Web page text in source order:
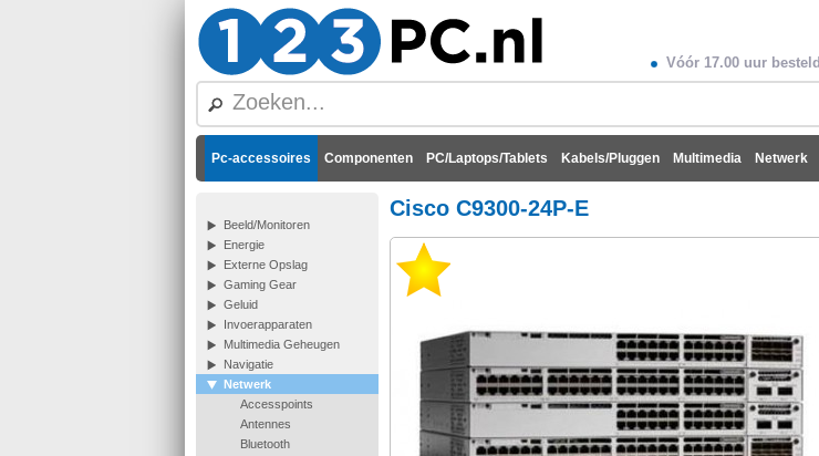
Vóór 17.00 uur
Pc-accessoires Componenten PC/Laptops/Tablets Kabels/Pluggen Multimedia Netwerk
Beeld/Monitoren
Energie
Externe Opslag
Gaming Gear
Geluid
Invoerapparaten
Multimedia Geheugen
Navigatie
Netwerk
Accesspoints
Antennes
Bluetooth
Cisco C9300-24P-E